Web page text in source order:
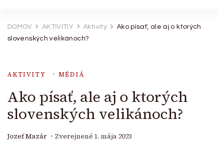
DOMOV AKTIVITIY Aktivity
Ako písať, ale aj o ktorých
slovenských velikánoch?
AKTIVITY MÉDIÁ
Ako písať, ale aj o ktorých
slovenských velikánoch?
Jozef Mazár Zverejnené 1. mája 2023